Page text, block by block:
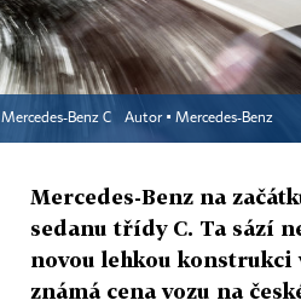
Mercedes-Benz C Autor ▪ Mercedes-Benz
Mercedes-Benz na
sedanu třídy C. Ta sází
novou lehkou
známá cena vozu na